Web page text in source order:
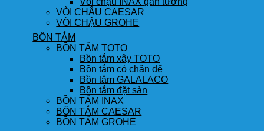
VÒI CHẬU CAESAR
VÒI CHẬU GROHE
BỒN TẮM
BỒN TẮM TOTO
Bồn tắm xây TOTO
Bồn tắm có chân đế
Bồn tắm GALALACO
Bồn tắm đặt sàn
BỒN TẮM INAX
BỒN TẮM CAESAR
BỒN TẮM GROHE